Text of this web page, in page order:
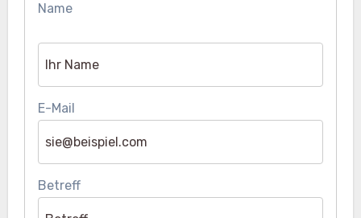
Name
E-Mail
Betreff